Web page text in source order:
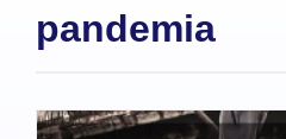
pandemia